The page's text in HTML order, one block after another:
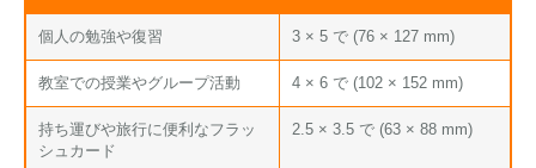
個人の勉強や復習 3 × 5 で (76 × 127 mm)
教室での授業やグループ活動 4 × 6 で (102 × 152 mm)
持ち運びや旅行に便利なフラッ
シュカード
2.5 × 3.5 で (63 × 88 mm)